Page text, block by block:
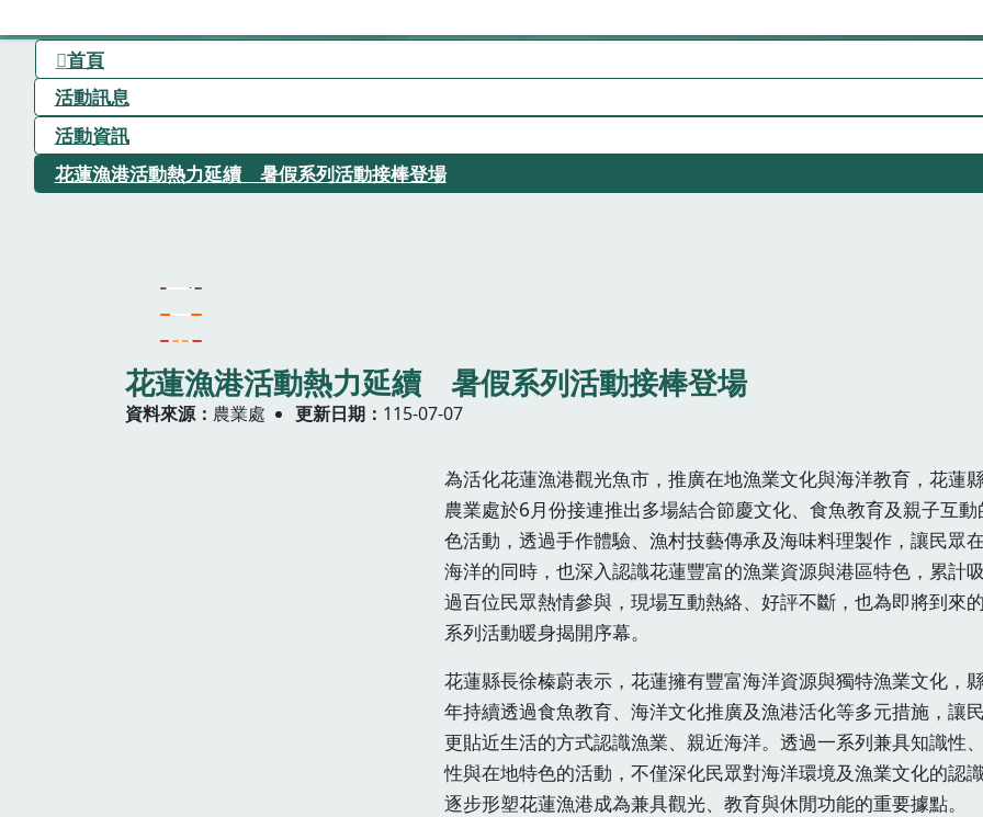
首頁
活動訊息
活動資訊
花蓮漁港活動熱力延續 暑假系列活動接棒登場
花蓮漁港活動熱力延續 暑假系列活動接棒登場
資料來源 農業處 更新日期 115-07-07
為活化花蓮漁港觀光魚市，推廣在地漁業文化與海洋教育，花蓮
農業處於6月份接連推出多場結合節慶文化、食魚教育及親子互動
色活動，透過手作體驗、漁村技藝傳承及海味料理製作，讓民眾
海洋的同時，也深入認識花蓮豐富的漁業資源與港區特色，累計
過百位民眾熱情參與，現場互動熱絡、好評不斷，也為即將到來
系列活動暖身揭開序幕。
花蓮縣長徐榛蔚表示，花蓮擁有豐富海洋資源與獨特漁業文化，
年持續透過食魚教育、海洋文化推廣及漁港活化等多元措施，讓
更貼近生活的方式認識漁業、親近海洋。透過一系列兼具知識性
性與在地特色的活動，不僅深化民眾對海洋環境及漁業文化的認
逐步形塑花蓮漁港成為兼具觀光、教育與休閒功能的重要據點。